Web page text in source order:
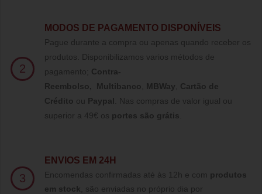
2
MODOS DE PAGAMENTO DISPONÍVEIS
Pague durante a compra ou apenas quando receber os
produtos. Disponibilizamos varios métodos de
pagamento; Contra-
Reembolso, Multibanco MBWay
Cartão de
Crédito ou Paypal
Nas compras de valor igual ou
superior a 49€ os portes são grátis
3
ENVIOS EM 24H
Encomendas confirmadas até às 12h e com produtos
em stock , são enviadas no próprio dia por